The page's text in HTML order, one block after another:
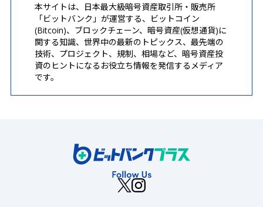
本サイトは、日本最大級暗号資産取引所・販売所
「ビットバンク」が運営する、ビットコイン
(Bitcoin)、ブロックチェーン、暗号資産(仮想通貨)に
関する知識、世界中の最新のトピックス、最先端の
技術、プロジェクト、規制、相場など、暗号資産投
資のヒントになるお役立ち情報を発信するメディア
です。